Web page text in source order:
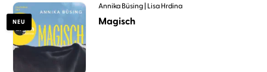
NEU
Annika Büsing Lisa Hrdina
Magisch